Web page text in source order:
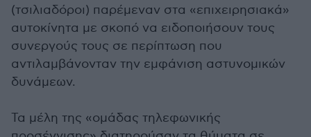
(τσιλιαδόροι) παρέμεναν στα «επιχειρησιακά»
αυτοκίνητα με σκοπό να ειδοποιήσουν τους
συνεργούς τους σε περίπτωση που
αντιλαμβάνονταν την εμφάνιση αστυνομικών
δυνάμεων.
Τα μέλη της «ομάδας τηλεφωνικής